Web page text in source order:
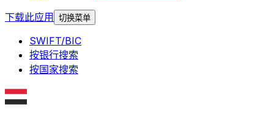
下载此应用
切换菜单
SWIFT/BIC
按银行搜索
按国家搜索